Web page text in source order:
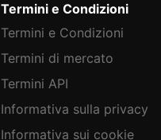
Termini e Condizioni
Termini e Condizioni
Termini di mercato
Termini API
Informativa sulla privacy
Informativa sui cookie